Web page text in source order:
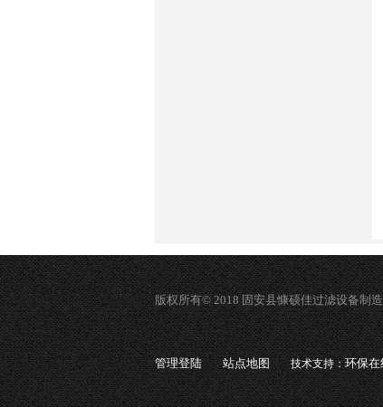
版权所有© 2018 固安县慷硕佳过滤设备制
管理登陆 站点地图 技术支持：环保在